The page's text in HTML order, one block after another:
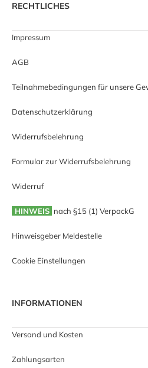
RECHTLICHES
Impressum
AGB
Teilnahmebedingungen für unsere
Datenschutzerklärung
Widerrufsbelehrung
Formular zur Widerrufsbelehrung
Widerruf
HINWEIS nach §15 (1) VerpackG
Hinweisgeber Meldestelle
Cookie Einstellungen
INFORMATIONEN
Versand und Kosten
Zahlungsarten